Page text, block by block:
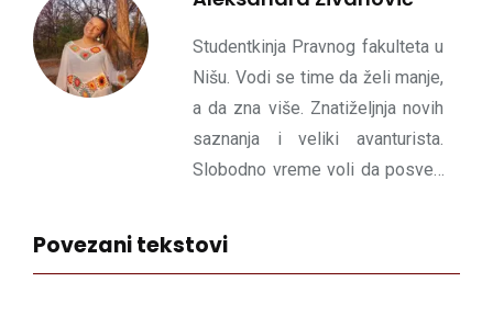
Studentkinja Pravnog fakulteta u
Nišu. Vodi se time da želi manje,
a da zna više. Znatiželjnja novih
saznanja i veliki avanturista.
Slobodno vreme voli da posveti
knjizi Mome Kapora. Pozorište
Povezani tekstovi